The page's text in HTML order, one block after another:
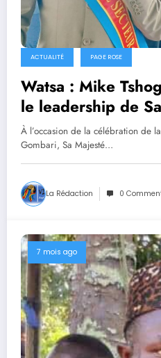
ACTUALITÉ PAGE ROSE
Watsa : Mike
le leadership de
Paulin
son anniversaire
À l’occasion de la célébration de
Gombari, Sa Majesté…
La Rédaction 0
7 mois ago